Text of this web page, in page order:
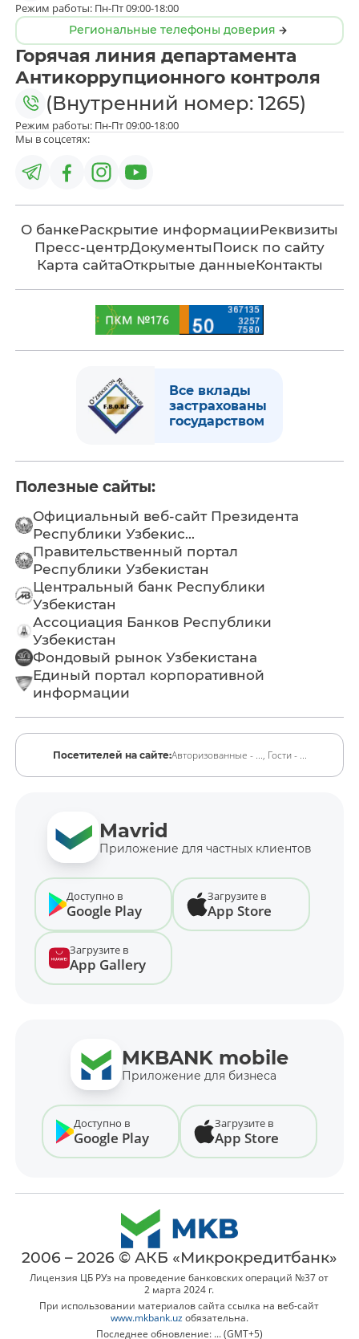
Режим работы: Пн-Пт 09:00-18:00
Региональные телефоны доверия
Горячая линия департамента
Антикоррупционного контроля
(Внутренний номер: 1265)
Режим работы: Пн-Пт 09:00-18:00
Мы в соцсетях:
О банкеРаскрытие информацииРеквизиты
Пресс-центрДокументыПоиск по сайту
Карта сайтаОткрытые данныеКонтакты
Все вклады
застрахованы
государством
Полезные сайты:
Официальный веб-сайт Президента
Республики Узбекис...
Правительственный портал
Республики Узбекистан
Центральный банк Республики
Узбекистан
Ассоциация Банков Республики
Узбекистан
Фондовый рынок Узбекистана
Единый портал корпоративной
информации
Посетителей на сайте:Авторизованные - ..., Гости - ...
Mavrid
Приложение для частных клиентов
Доступно в
Google Play
Загрузите в
App Store
Загрузите в
App Gallery
MKBANK mobile
Приложение для бизнеса
Доступно в
Google Play
Загрузите в
App Store
2006 – 2026 © АКБ «Микрокредитбанк»
Лицензия ЦБ РУз на проведение банковских операций №37 от
2 марта 2024 г.
При использовании материалов сайта ссылка на веб-сайт
www.mkbank.uz обязательна.
Последнее обновление: ... (GMT+5)